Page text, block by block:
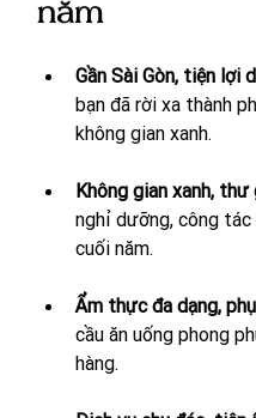
năm
Gần Sài Gòn, tiện lợi
bạn đã rời xa thành
không gian xanh.
Không gian xanh, thư
nghỉ dưỡng, công
cuối năm.
Ẩm thực đa dạng,
cầu ăn uống phong
hàng.